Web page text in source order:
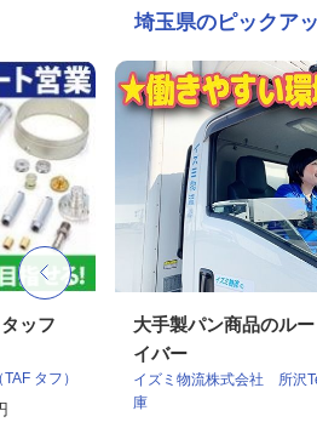
埼玉県のピックア
ッフ
タフ）
大手製パン商品のル
イバー
イズミ物流株式会社 所沢
庫